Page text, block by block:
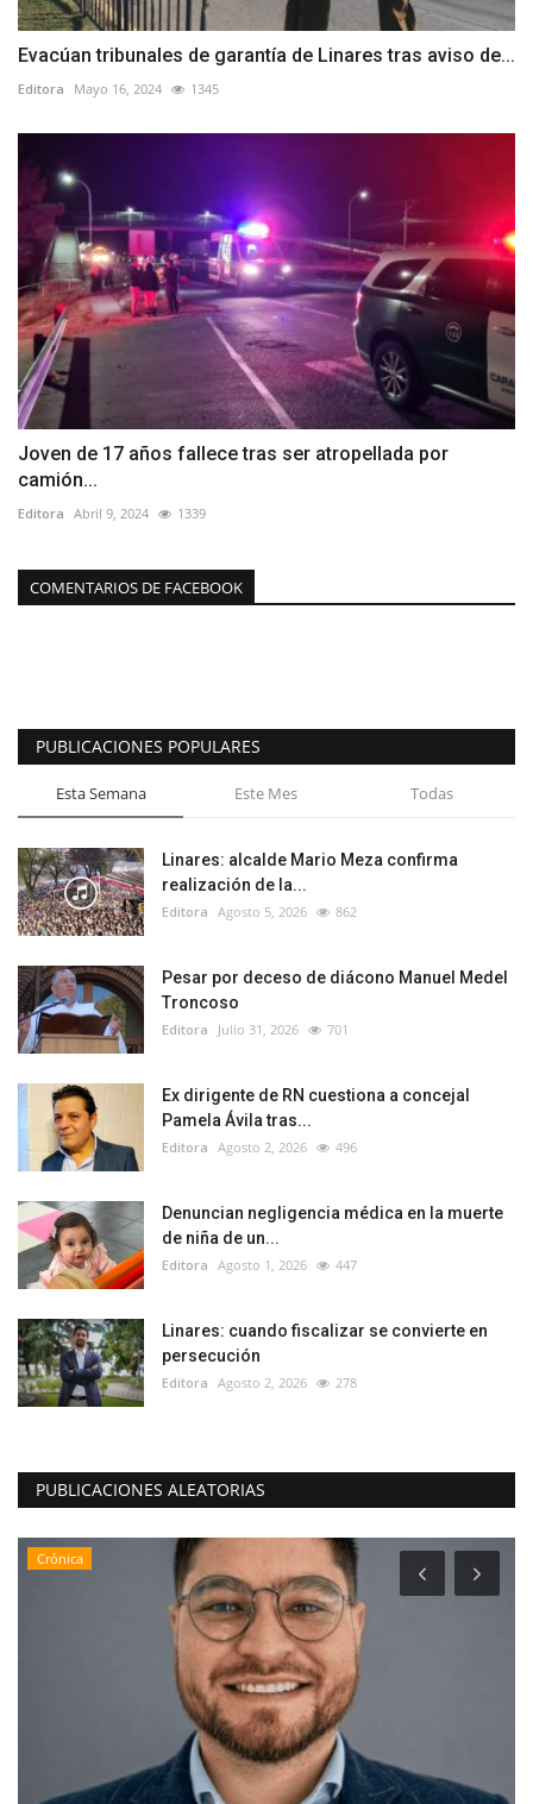
Evacúan tribunales de garantía de Linares tras aviso de...
Editora Mayo 16, 2024 1345
Joven de 17 años fallece tras ser atropellada por
camión...
Editora Abril 9, 2024 1339
COMENTARIOS DE FACEBOOK
PUBLICACIONES POPULARES
Esta Semana Este Mes Todas
Linares: alcalde Mario Meza confirma
realización de la...
Editora Agosto 5, 2026 862
Pesar por deceso de diácono Manuel Medel
Troncoso
Editora Julio 31, 2026 701
Ex dirigente de RN cuestiona a concejal
Pamela Ávila tras...
Editora Agosto 2, 2026 496
Denuncian negligencia médica en la muerte
de niña de un...
Editora Agosto 1, 2026 447
Linares: cuando fiscalizar se convierte en
persecución
Editora Agosto 2, 2026 278
PUBLICACIONES ALEATORIAS
Policial